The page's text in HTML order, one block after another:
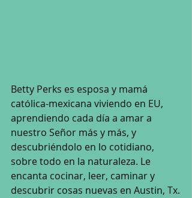
Betty Perks es esposa y mamá
católica-mexicana viviendo en EU,
aprendiendo cada día a amar a
nuestro Señor más y más, y
descubriéndolo en lo cotidiano,
sobre todo en la naturaleza. Le
encanta cocinar, leer, caminar y
descubrir cosas nuevas en Austin, Tx.